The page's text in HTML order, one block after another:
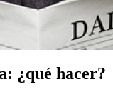
¿qué hacer?